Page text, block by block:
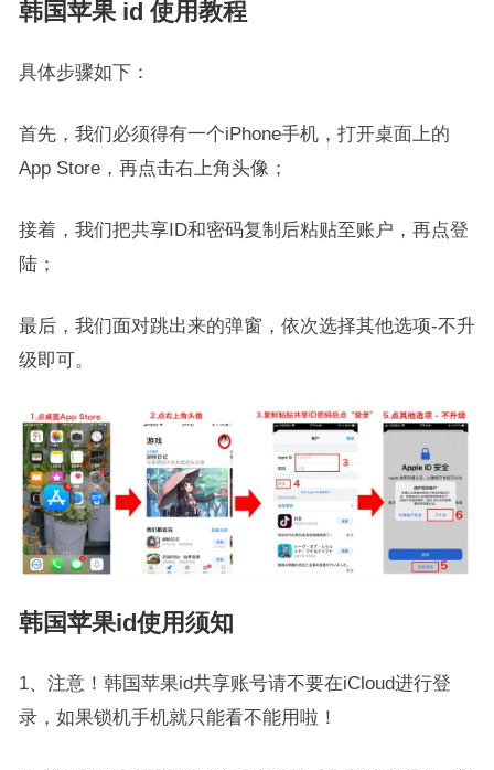
韩国苹果 id 使用教程
具体步骤如下：
首先，我们必须得有一个iPhone手机，打开桌面上的
App Store，再点击右上角头像；
接着，我们把共享ID和密码复制后粘贴至账户，再点登
陆；
最后，我们面对跳出来的弹窗，依次选择其他选项-不升
级即可。
韩国苹果id使用须知
1、注意！韩国苹果id共享账号请不要在iCloud进行登
录，如果锁机手机就只能看不能用啦！